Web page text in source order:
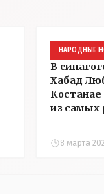
НАРОДНЫЕ
В
Хабад
из самых
8 марта